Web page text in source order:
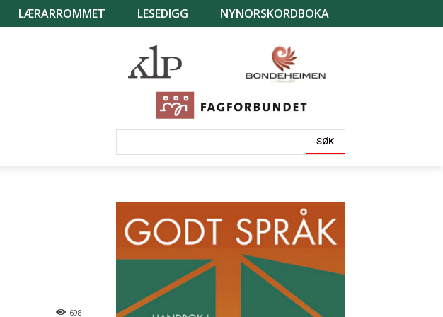
LÆRARROMMET LESEDIGG NYNORSKORDBOKA
SØK
698